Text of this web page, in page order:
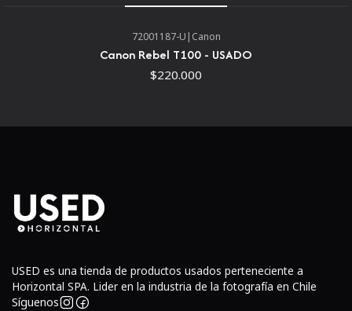
La apertura máxima rápida f/1.4 es efectiva en disparos
con poca luz y permite un control de poca profundidad de
enfoque automático.Un elemento de lente asférica reduce
las aberraciones y los recubrimientos de lente Super
Spectra optimizados minimizan las imágenes fantasma y
72001187-U | Canon
Canon Rebel T100 - USADO
$220.000
USED es una tienda de productos usados perteneciente a
Horizontal SPA. Lider en la industria de la fotografía en Chile
Síguenos